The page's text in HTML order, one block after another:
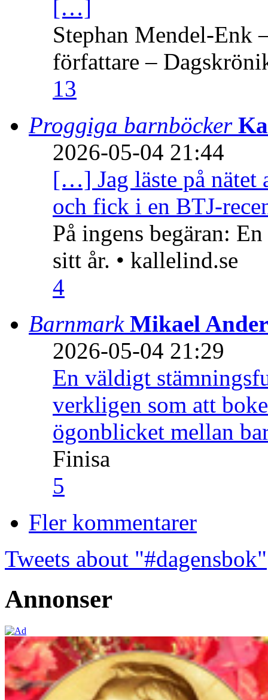
[…]
Stephan Mendel-Enk
författare –
13
Proggiga barnböcker
2026-05-04 21:44
[…] Jag läste på nätet
och fick i en BTJ-
På ingens begäran:
sitt år. • kallelind.se
4
Barnmark Mikael
2026-05-04 21:29
En väldigt
verkligen som att
ögonblicket mellan
Finisa
5
Fler kommentarer
Tweets about "#dagensbok"
Annonser